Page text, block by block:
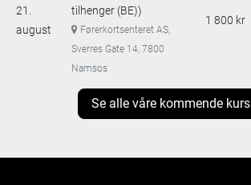
21.
august
tilhenger (BE))
Førerkortsenteret AS,
Sverres Gate 14, 7800
Namsos
1 800 kr
Se alle våre kommende kurs